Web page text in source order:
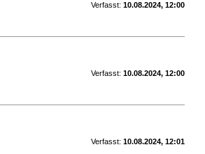
Verfasst: 10.08.2024, 12:00
Verfasst: 10.08.2024, 12:00
Verfasst: 10.08.2024, 12:01